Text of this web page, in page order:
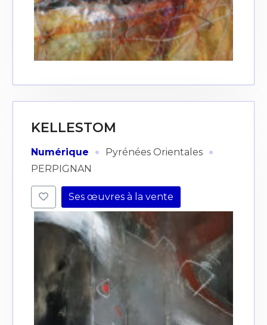
KELLESTOM
Numérique · Pyrénées Orientales ·
PERPIGNAN
Ses œuvres à la vente